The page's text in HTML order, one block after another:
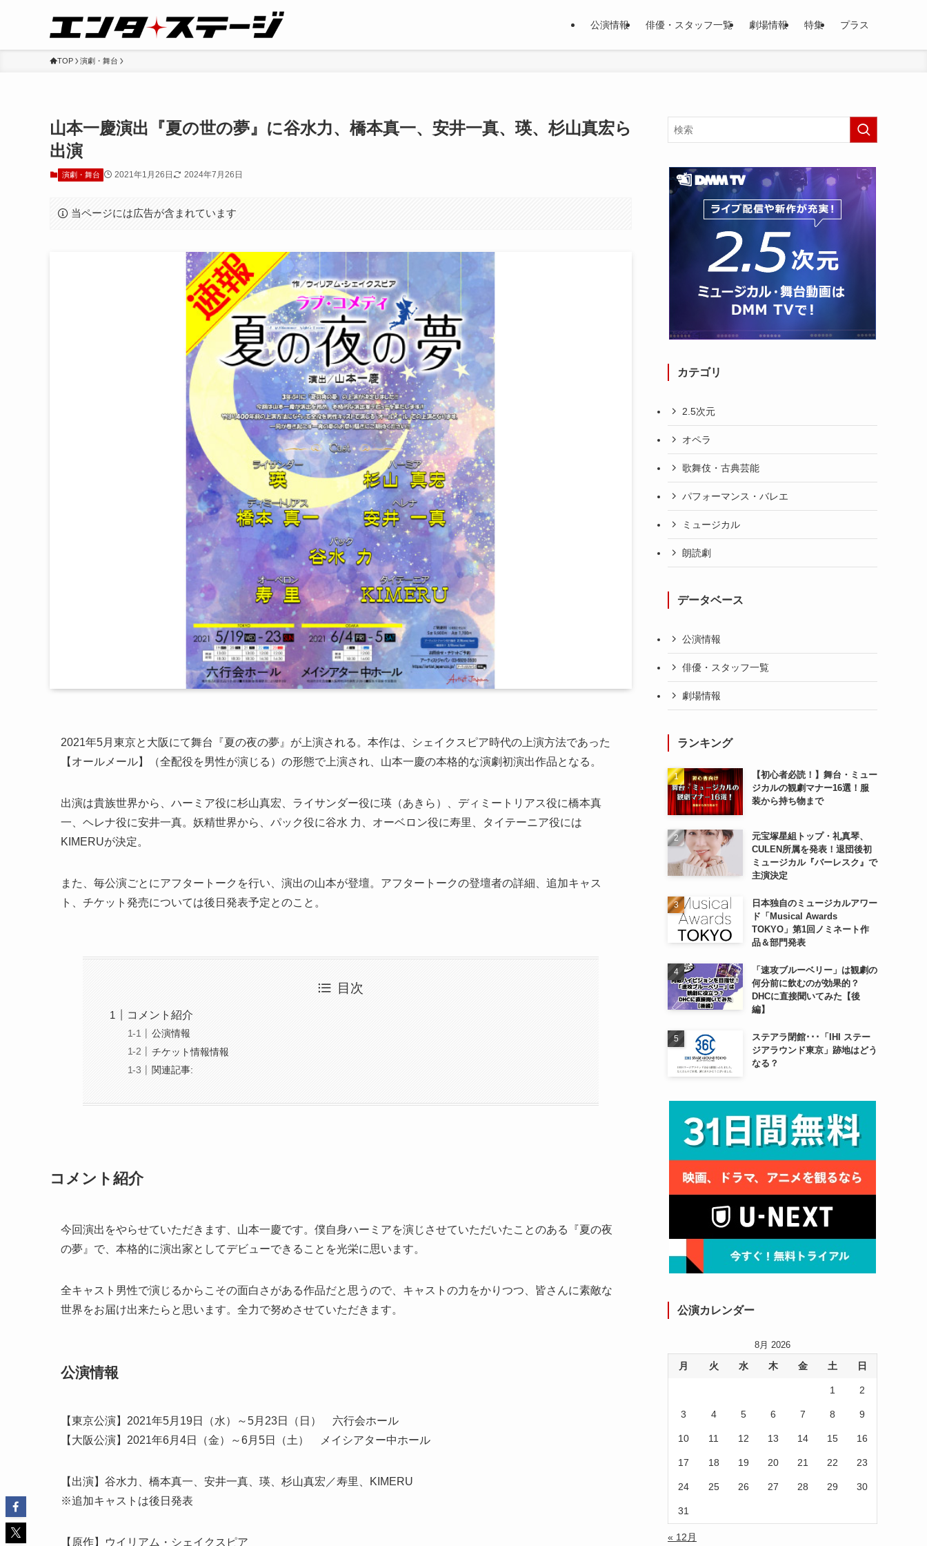
公演情報 俳優・スタッフ一覧 劇場情報 特集 プラス
TOP 演劇・舞台
山本一慶演出『夏の世の夢』に谷水力、橋本真一、安井一真、瑛、杉山真宏ら
出演
演劇・舞台 2021年1月26日 2024年7月26日
当ページには広告が含まれています
2021年5月東京と大阪にて舞台『夏の夜の夢』が上演される。本作は、シェイクスピア時代の上演方法であった
【オールメール】（全配役を男性が演じる）の形態で上演され、山本一慶の本格的な演劇初演出作品となる。
出演は貴族世界から、ハーミア役に杉山真宏、ライサンダー役に瑛（あきら）、ディミートリアス役に橋本真
一、ヘレナ役に安井一真。妖精世界から、パック役に谷水 力、オーベロン役に寿里、タイテーニア役には
KIMERUが決定。
また、毎公演ごとにアフタートークを行い、演出の山本が登壇。アフタートークの登壇者の詳細、追加キャス
ト、チケット発売については後日発表予定とのこと。
目次
コメント紹介
公演情報
チケット情報情報
関連記事:
コメント紹介
今回演出をやらせていただきます、山本一慶です。僕自身ハーミアを演じさせていただいたことのある『夏の夜
の夢』で、本格的に演出家としてデビューできることを光栄に思います。
全キャスト男性で演じるからこその面白さがある作品だと思うので、キャストの力をかりつつ、皆さんに素敵な
世界をお届け出来たらと思います。全力で努めさせていただきます。
公演情報
【東京公演】2021年5月19日（水）～5月23日（日） 六行会ホール
【大阪公演】2021年6月4日（金）～6月5日（土） メイシアター中ホール
【出演】谷水力、橋本真一、安井一真、瑛、杉山真宏／寿里、KIMERU
※追加キャストは後日発表
【原作】ウイリアム・シェイクスピア
カテゴリ
2.5次元
オペラ
歌舞伎・古典芸能
パフォーマンス・バレエ
ミュージカル
朗読劇
データベース
公演情報
俳優・スタッフ一覧
劇場情報
ランキング
【初心者必読！】舞台・ミュー
ジカルの観劇マナー16選！服
装から持ち物まで
元宝塚星組トップ・礼真琴、
CULEN所属を発表！退団後初
ミュージカル『バーレスク』で
主演決定
日本独自のミュージカルアワー
ド「Musical Awards
TOKYO」第1回ノミネート作
品＆部門発表
「速攻ブルーベリー」は観劇の
何分前に飲むのが効果的？
DHCに直接聞いてみた【後
編】
ステアラ閉館･･･「IHI ステー
ジアラウンド東京」跡地はどう
なる？
公演カレンダー
8月 2026
月 火 水 木 金 土 日
1 2
3 4 5 6 7 8 9
10 11 12 13 14 15 16
17 18 19 20 21 22 23
24 25 26 27 28 29 30
31
« 12月